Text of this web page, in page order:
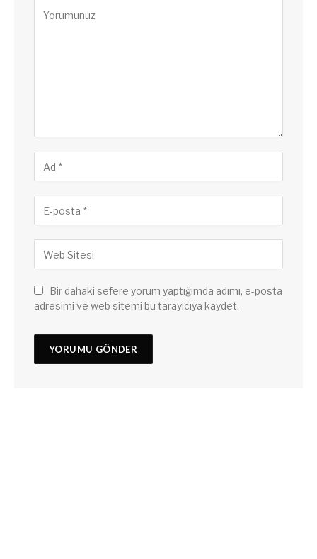
Bir dahaki sefere yorum yaptığımda adımı, e-posta
adresimi ve web sitemi bu tarayıcıya kaydet.